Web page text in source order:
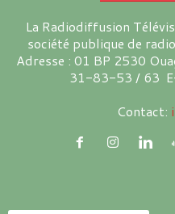
La Radiodiffusion
société publique de
Adresse : 01 BP 2530
31-83-53 / 63
Contact: